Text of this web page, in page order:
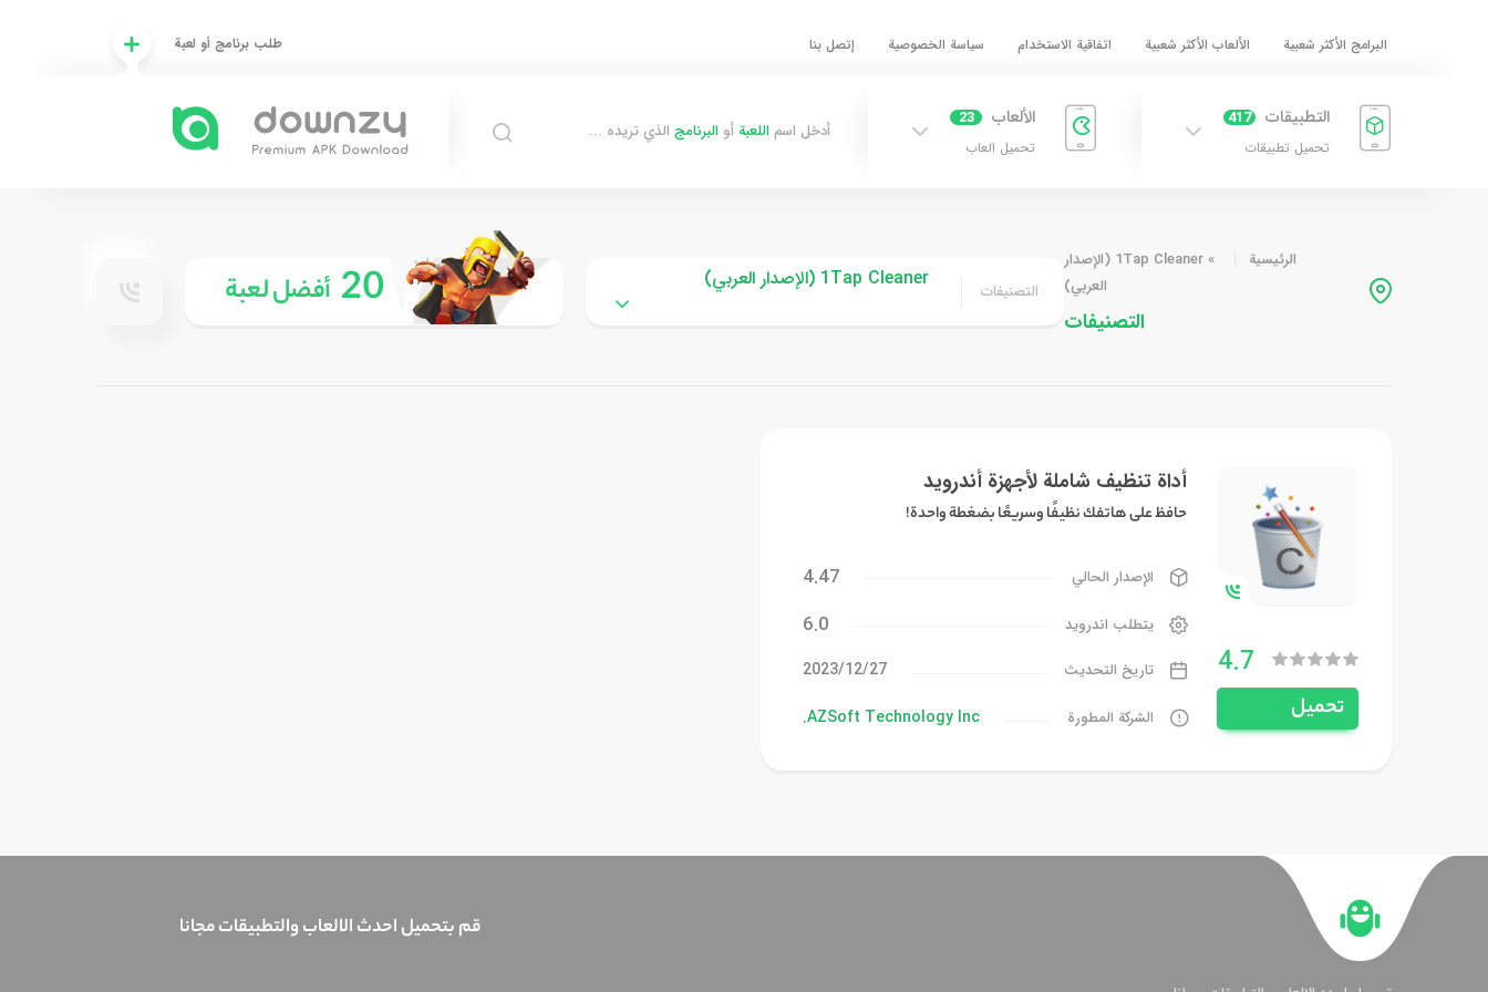
البرامج الأكثر شعبية الألعاب الأكثر شعبية اتفاقية الاستخدام سياسة الخصوصية إتصل بنا طلب برنامج أو لعبة
التطبيقات 417
تحميل تطبيقات
الألعاب 23
تحميل العاب
أدخل اسم اللعبة أو البرنامج الذي تريده ...
الرئيسية »
1Tap Cleaner (الإصدار
العربي)
التصنيفات
التصنيفات 1Tap Cleaner (الإصدار العربي) 20 أفضل لعبة
4.7
تحميل
أداة تنظيف شاملة لأجهزة أندرويد
حافظ على هاتفك نظيفًا وسريعًا بضغطة واحدة!
الإصدار الحالي 4.47
يتطلب اندرويد 6.0
تاريخ التحديث 27‏/12‏/2023
الشركة المطورة AZSoft Technology Inc.
قم بتحميل احدث الالعاب والتطبيقات مجانا